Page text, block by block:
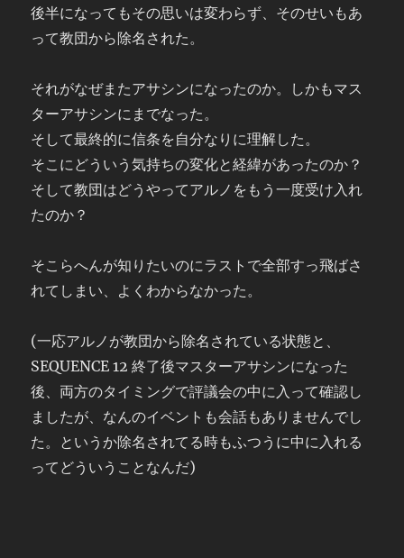
後半になってもその思いは変わらず、そのせいもあ
って教団から除名された。
それがなぜまたアサシンになったのか。しかもマス
ターアサシンにまでなった。
そして最終的に信条を自分なりに理解した。
そこにどういう気持ちの変化と経緯があったのか？
そして教団はどうやってアルノをもう一度受け入れ
たのか？
そこらへんが知りたいのにラストで全部すっ飛ばさ
れてしまい、よくわからなかった。
(一応アルノが教団から除名されている状態と、
SEQUENCE 12 終了後マスターアサシンになった
後、両方のタイミングで評議会の中に入って確認し
ましたが、なんのイベントも会話もありませんでし
た。というか除名されてる時もふつうに中に入れる
ってどういうことなんだ)